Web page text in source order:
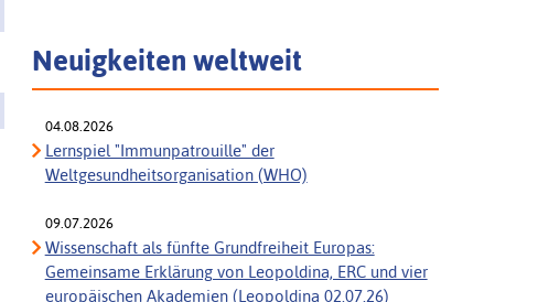
Neuigkeiten weltweit
04.08.2026
Lernspiel "Immunpatrouille" der
Weltgesundheitsorganisation (WHO)
09.07.2026
Wissenschaft als fünfte Grundfreiheit Europas:
Gemeinsame Erklärung von Leopoldina, ERC und vier
europäischen Akademien (Leopoldina 02.07.26)